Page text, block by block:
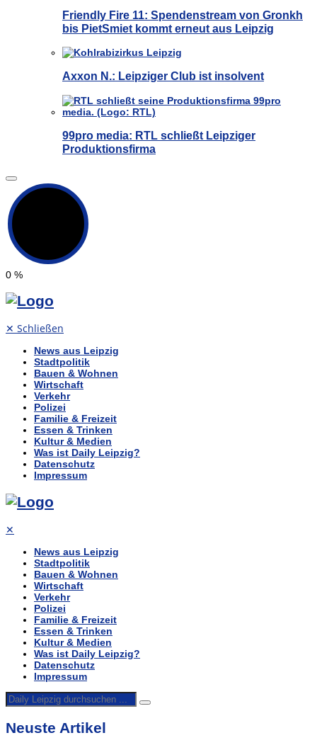
Friendly Fire 11: Spendenstream von Gronkh
bis PietSmiet kommt erneut aus Leipzig
Axxon N.: Leipziger Club ist insolvent
99pro media: RTL schließt Leipziger
Produktionsfirma
0 %
✕ Schließen
News aus Leipzig
Stadtpolitik
Bauen & Wohnen
Wirtschaft
Verkehr
Polizei
Familie & Freizeit
Essen & Trinken
Kultur & Medien
Was ist Daily Leipzig?
Datenschutz
Impressum
✕
News aus Leipzig
Stadtpolitik
Bauen & Wohnen
Wirtschaft
Verkehr
Polizei
Familie & Freizeit
Essen & Trinken
Kultur & Medien
Was ist Daily Leipzig?
Datenschutz
Impressum
Neuste Artikel